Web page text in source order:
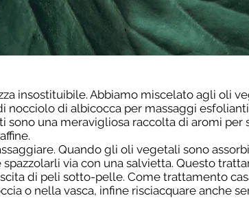
insostituibile. Abbiamo miscelato agli oli
di albicocca per massaggi
una meravigliosa raccolta di aromi per
Quando gli oli vegetali sono
via con una salvietta. Questo
di peli sotto-pelle. Come trattamento
o nella vasca, infine risciacquare anche